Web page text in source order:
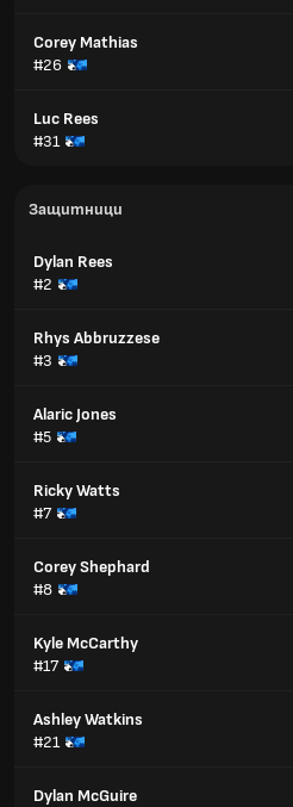
Corey Mathias
#26
Luc Rees
#31
Защитници
Dylan Rees
#2
Rhys Abbruzzese
#3
Alaric Jones
#5
Ricky Watts
#7
Corey Shephard
#8
Kyle McCarthy
#17
Ashley Watkins
#21
Dylan McGuire